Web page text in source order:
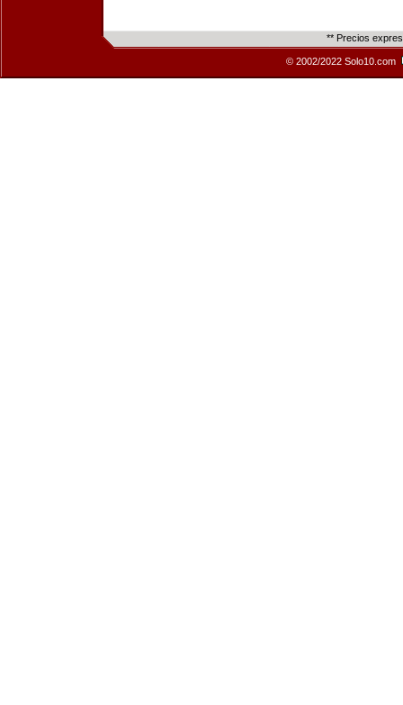
** Precios
© 2002/2022 Solo10.com